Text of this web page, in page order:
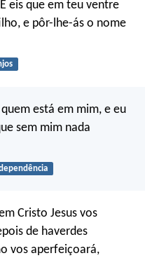
eis que em teu ventre
e pôr-lhe-ás o nome
está em mim, e eu
sem mim nada
Cristo Jesus vos
de haverdes
vos aperfeiçoará,